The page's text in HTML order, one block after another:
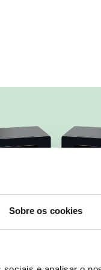
Sobre os cookies